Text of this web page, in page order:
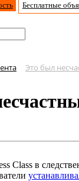
Бесплатные
Это был
Class в